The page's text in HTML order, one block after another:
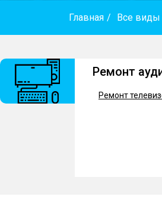
Главная / Все виды
Ремонт
Ремонт